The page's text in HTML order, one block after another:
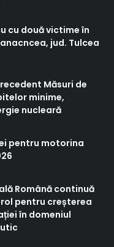
cu două victime în
jud. Tulcea
Măsuri de
minime,
nucleară
pentru motorina
Română continuă
pentru creșterea
în domeniul